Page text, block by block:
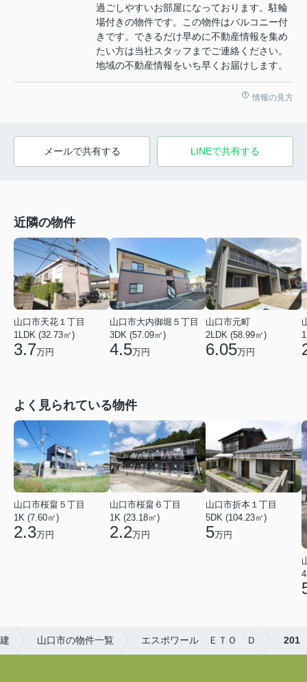
過ごしやすいお部屋になっております。駐輪
場付きの物件です。この物件はバルコニー付
きです。できるだけ早めに不動産情報を集め
たい方は当社スタッフまでご連絡ください。
地域の不動産情報をいち早くお届けします。
情報の見方
メールで共有する LINEで共有する
近隣の物件
山口市天花１丁目
1LDK (32.73㎡)
3.7万円
山口市大内御堀５丁目
3DK (57.09㎡)
4.5万円
山口市元町
2LDK (58.99㎡)
6.05万円
よく見られている物件
山口市桜畠５丁目
1K (7.60㎡)
2.3万円
山口市桜畠６丁目
1K (23.18㎡)
2.2万円
山口市折本１丁目
5DK (104.23㎡)
5万円
山口市の物件一覧 エスポワール ＥＴＯ Ｄ 201